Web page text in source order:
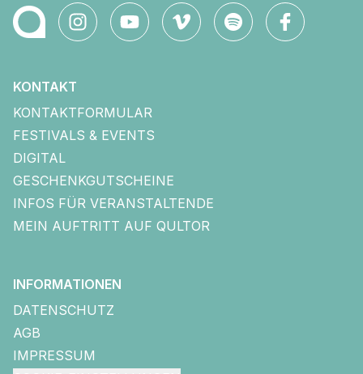
KONTAKT
KONTAKTFORMULAR
FESTIVALS & EVENTS
DIGITAL
GESCHENKGUTSCHEINE
INFOS FÜR VERANSTALTENDE
MEIN AUFTRITT AUF QULTOR
INFORMATIONEN
DATENSCHUTZ
AGB
IMPRESSUM